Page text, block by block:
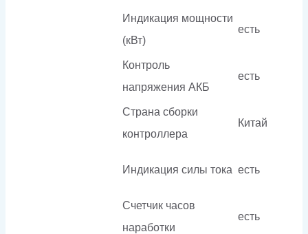
Индикация мощности
(кВт)
есть
Контроль
напряжения АКБ
есть
Страна сборки
контроллера
Китай
Индикация силы тока есть
Счетчик часов
наработки
есть